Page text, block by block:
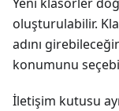
oluşturulabilir.
adını
konumunu
İletişim kutusu